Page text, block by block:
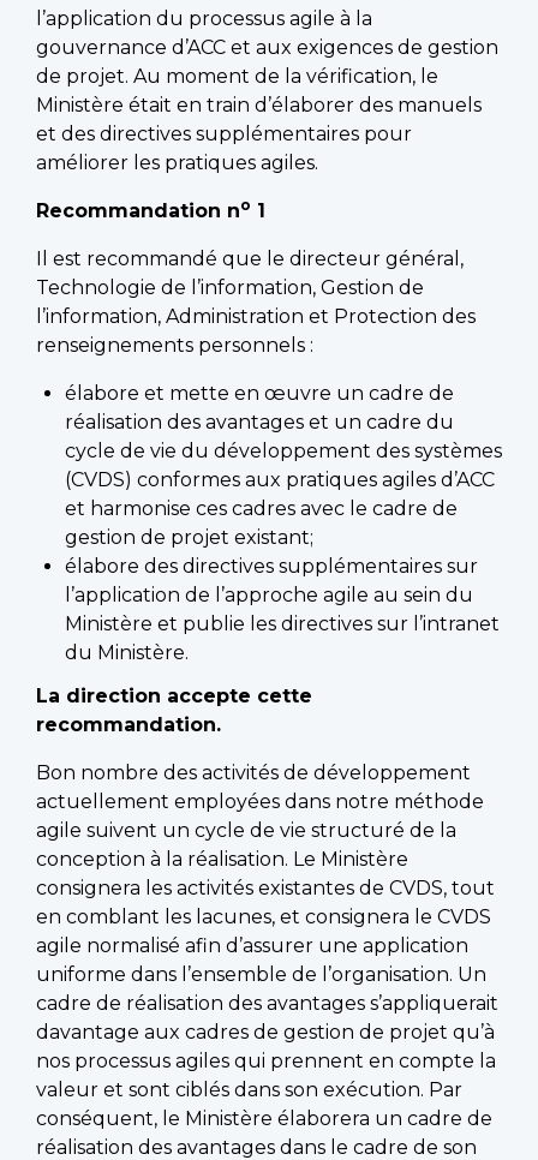
l’application du processus agile à la
gouvernance d’ACC et aux exigences de gestion
de projet. Au moment de la vérification, le
Ministère était en train d’élaborer des manuels
et des directives supplémentaires pour
améliorer les pratiques agiles.
Recommandation no 1
Il est recommandé que le directeur général,
Technologie de l’information, Gestion de
l’information, Administration et Protection des
renseignements personnels :
élabore et mette en œuvre un cadre de
réalisation des avantages et un cadre du
cycle de vie du développement des systèmes
(CVDS) conformes aux pratiques agiles d’ACC
et harmonise ces cadres avec le cadre de
gestion de projet existant;
élabore des directives supplémentaires sur
l’application de l’approche agile au sein du
Ministère et publie les directives sur l’intranet
du Ministère.
La direction accepte cette
recommandation.
Bon nombre des activités de développement
actuellement employées dans notre méthode
agile suivent un cycle de vie structuré de la
conception à la réalisation. Le Ministère
consignera les activités existantes de CVDS, tout
en comblant les lacunes, et consignera le CVDS
agile normalisé afin d’assurer une application
uniforme dans l’ensemble de l’organisation. Un
cadre de réalisation des avantages s’appliquerait
davantage aux cadres de gestion de projet qu’à
nos processus agiles qui prennent en compte la
valeur et sont ciblés dans son exécution. Par
conséquent, le Ministère élaborera un cadre de
réalisation des avantages dans le cadre de son